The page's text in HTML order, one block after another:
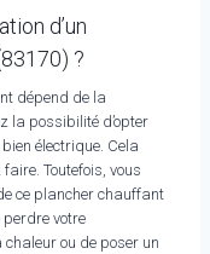
d’un
?
dépend de la
la possibilité d’opter
électrique. Cela
Toutefois, vous
ce plancher chauffant
perdre votre
ou de poser un